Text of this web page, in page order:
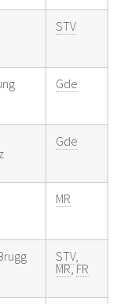
STV
Gde
Gde
MR
STV,
MR,FR